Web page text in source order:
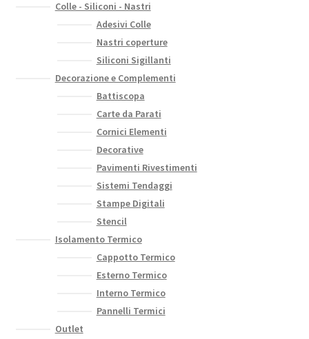
Colle - Siliconi - Nastri
Adesivi Colle
Nastri coperture
Siliconi Sigillanti
Decorazione e Complementi
Battiscopa
Carte da Parati
Cornici Elementi
Decorative
Pavimenti Rivestimenti
Sistemi Tendaggi
Stampe Digitali
Stencil
Isolamento Termico
Cappotto Termico
Esterno Termico
Interno Termico
Pannelli Termici
Outlet